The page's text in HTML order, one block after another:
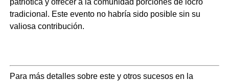
patriótica y ofrecer a la comunidad porciones de locro
tradicional. Este evento no habría sido posible sin su
valiosa contribución.
Para más detalles sobre este y otros sucesos en la